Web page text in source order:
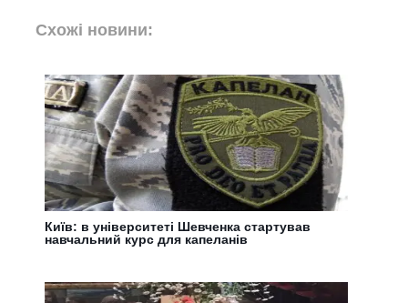
Схожі новини:
Київ: в університеті Шевченка стартував
навчальний курс для капеланів